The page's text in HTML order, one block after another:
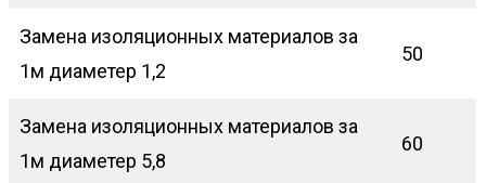
Замена изоляционных материалов за
1м диаметер 1,2
50
Замена изоляционных материалов за
1м диаметер 5,8
60